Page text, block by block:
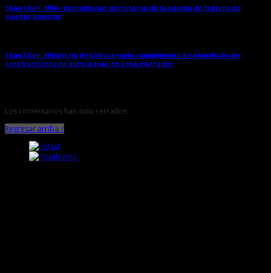
Chan Chan: Miles de trujillanos disfrutaron de la edición de febrero de
museos abiertos
Chan Chan: Ministerio de Cultura vigila cumplimiento de demolición de
construcciones no autorizadas en zona intangible
Los comentarios han sido cerrados.
Regresar arriba ↑